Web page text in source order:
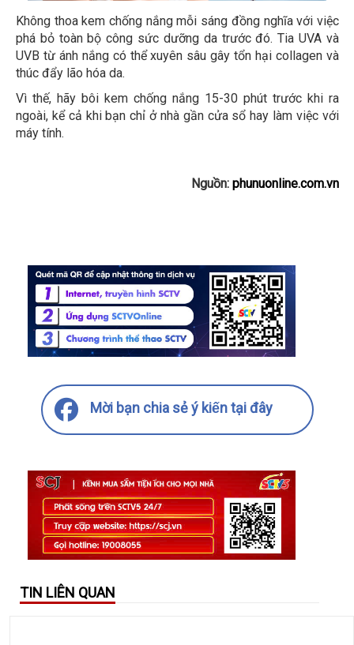
Không thoa kem chống nắng mỗi sáng đồng nghĩa với việc
phá bỏ toàn bộ công sức dưỡng da trước đó. Tia UVA và
UVB từ ánh nắng có thể xuyên sâu gây tổn hại collagen và
thúc đẩy lão hóa da.
Vì thế, hãy bôi kem chống nắng 15-30 phút trước khi ra
ngoài, kể cả khi bạn chỉ ở nhà gần cửa sổ hay làm việc với
máy tính.
Nguồn:phunuonline.com.vn
Mời bạn chia sẻ ý kiến tại đây
TIN LIÊN QUAN